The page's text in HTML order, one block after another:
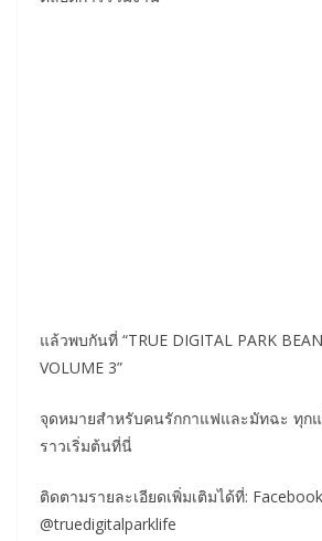
แล้วพบกันที่ “TRUE DIGITAL PARK
VOLUME 3”
จุดหมายสำหรับคนรักกาแฟและมัทฉะ ทุก
ราวเริ่มต้นที่นี่
ติดตามรายละเอียดเพิ่มเติมได้ที่:
@truedigitalparklife